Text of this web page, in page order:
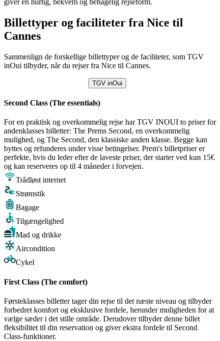
Billettyper og faciliteter fra Nice til
Cannes
Sammenlign de forskellige billettyper og de faciliteter, som TGV
inOui tilbyder, når du rejser fra Nice til Cannes.
TGV inOui
Second Class (The essentials)
For en praktisk og overkommelig rejse har TGV INOUI to priser for
andenklasses billetter: The Prems Second, en overkommelig
mulighed, og The Second, den klassiske anden klasse. Begge kan
byttes og refunderes under visse betingelser. Prem's billetpriser er
perfekte, hvis du leder efter de laveste priser, der starter ved kun 15€
og kan reserveres op til 4 måneder i forvejen.
Trådløst internet
Strømstik
Bagage
Tilgængelighed
Mad og drikke
Aircondition
Cykel
First Class (The comfort)
Førsteklasses billetter tager din rejse til det næste niveau og tilbyder
forbedret komfort og eksklusive fordele, herunder muligheden for at
vælge sæder i det stille område. Derudover tilbyder denne billet
fleksibilitet til din reservation og giver ekstra fordele til Second
Class-funktioner.